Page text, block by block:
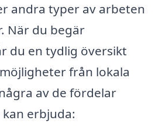
andra typer av arbeten
När du begär
du en tydlig översikt
från lokala
av de fördelar
erbjuda: